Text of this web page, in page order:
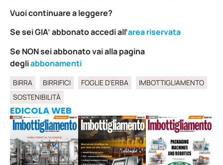
Vuoi continuare a leggere?
Se sei GIA’ abbonato accedi all’area riservata
Se NON sei abbonato vai alla pagina
degliabbonamenti
BIRRA BIRRIFICI FOGLIE D'ERBA
IMBOTTIGLIAMENTO
SOSTENIBILITÀ
EDICOLA WEB